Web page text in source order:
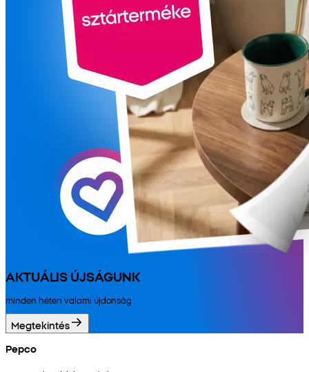
AKTUÁLIS ÚJSÁGUNK
minden héten valami újdonság
Megtekintés
Pepco